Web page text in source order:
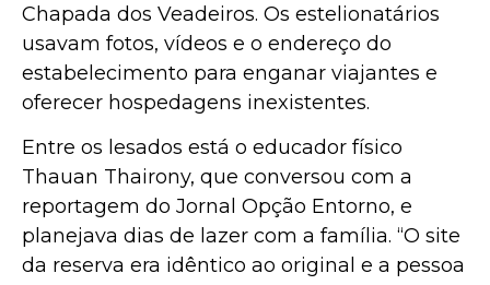
Chapada dos Veadeiros. Os estelionatários
usavam fotos, vídeos e o endereço do
estabelecimento para enganar viajantes e
oferecer hospedagens inexistentes.
Entre os lesados está o educador físico
Thauan Thairony, que conversou com a
reportagem do Jornal Opção Entorno, e
planejava dias de lazer com a família. “O site
da reserva era idêntico ao original e a pessoa